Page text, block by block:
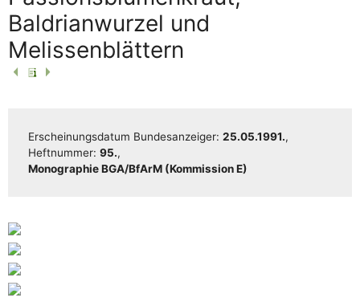
Baldrianwurzel und
Melissenblättern
Erschei­nungs­da­tum Bun­des­an­zei­ger: 25.05.1991.,
Heft­num­mer: 95.,
Mono­gra­phie BGA/​​BfArM (Kom­mis­si­on E)